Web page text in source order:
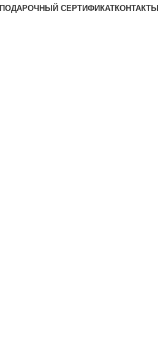
ПОДАРОЧНЫЙ СЕРТИФИКАТКОНТАКТЫ